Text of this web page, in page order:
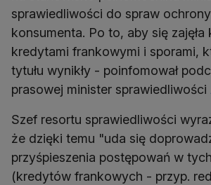
sprawiedliwości do spraw
konsumenta. Po to, aby się
kredytami frankowymi i sporami,
tytułu wynikły - poinfomował
prasowej minister sprawiedliwości
Szef resortu sprawiedliwości
że dzięki temu "uda się
przyśpieszenia postępowań w
(kredytów frankowych - przyp.